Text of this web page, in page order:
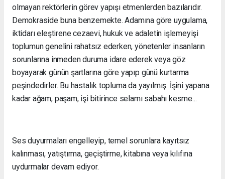
olmayan rektörlerin görev yapışı etmenlerden bazılarıdır.
Demokraside buna benzemekte. Adamına göre uygulama,
iktidarı eleştirene cezaevi, hukuk ve adaletin işlemeyişi
toplumun genelini rahatsız ederken, yönetenler insanların
sorunlarına inmeden duruma idare ederek veya göz
boyayarak günün şartlarına göre yapıp günü kurtarma
peşindedirler. Bu hastalık topluma da yayılmış. İşini yapana
kadar ağam, paşam, işi bitirince selamı sabahı kesme...
Ses duyurmaları engelleyip, temel sorunlara kayıtsız
kalınması, yatıştırma, geçiştirme, kitabına veya kılıfına
uydurmalar devam ediyor.